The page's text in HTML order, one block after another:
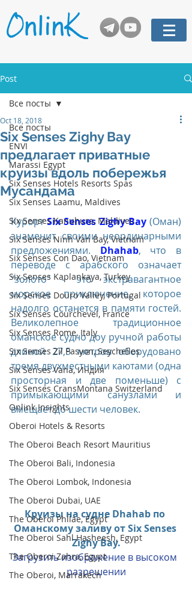
Post
Все посты
ENVI
Marassi Egypt
Six Senses Hotels Resorts Spas
Six Senses Laamu, Maldives
Six Senses Kanuhura, Maldives
Six Senses Ninh Van Bay, Vietnam
Six Senses Con Dao, Vietnam
Six Senses Kaplankaya, Turkey
Six Senses Douro Valley, Portugal
Six Senses Courchevel, France
Six Senses Rome, Italy
Six Senses Zil Pasyon, Seychelles
Six Senses Vana, Индия
Six Senses CransMontana Switzerland
Onlink Insights
Oberoi Hotels & Resorts
The Oberoi Beach Resort Mauritius
The Oberoi Bali, Indonesia
The Oberoi Lombok, Indonesia
The Oberoi Dubai, UAE
The Oberoi Philae, Egypt
The Oberoi Sahl Hasheesh, Egypt
The Oberoi Zahra, Egypt
The Oberoi, Marrakech
Все посты
Six Senses Zighy Bay
предлагает приватные
круизы вдоль побережья
Мусандама
Oct 18, 2018
Курорт Six Senses Zighy Bay (Оман)
знаменит своими неординарными
предложениями. Dhahab, что в
переводе с арабского означает
"золото" - это экстравагантное
морское приключение, которое
надолго останется в памяти гостей.
Великолепное традиционное
оманское судно доу ручной работы
длиной 27,5 метров оборудовано
тремя двухместными каютами (одна
просторная и две поменьше) с
примыкающими санузлами и
вмещает до шести человек.
Круизы на судне Dhahab по
Оманскому заливу от Six Senses
Zighy Bay.
Загрузить изображение в высоком
разрешении